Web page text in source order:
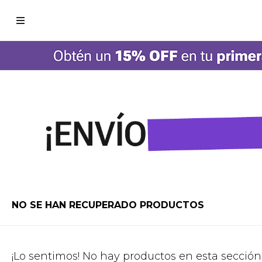

NO SE HAN RECUPERADO PRODUCTOS
¡Lo sentimos! No hay productos en esta